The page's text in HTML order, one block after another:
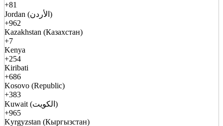
+81
Jordan (الأردن)
+962
Kazakhstan (Казахстан)
+7
Kenya
+254
Kiribati
+686
Kosovo (Republic)
+383
Kuwait (الكويت)
+965
Kyrgyzstan (Кыргызстан)